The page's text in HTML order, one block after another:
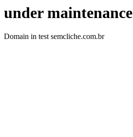
under maintenance
Domain in test semcliche.com.br